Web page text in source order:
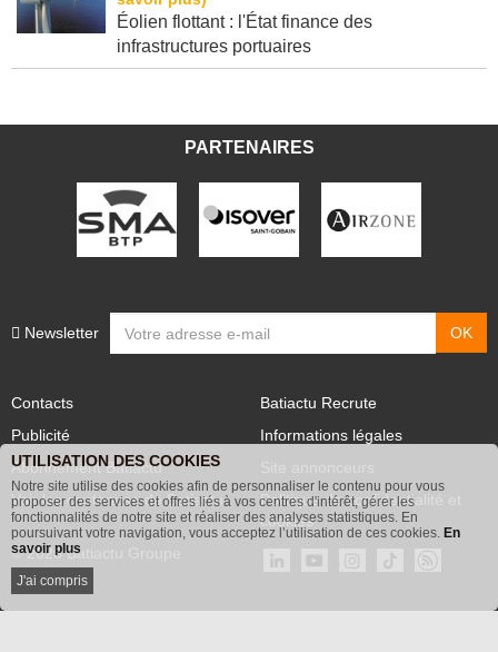
Éolien flottant : l'État finance des
Publicité
Abonnement Batiactu
Voir les contenus+ de Batiactu
Site annonceurs
Politique de confidentialité et
cookies
© 2026 Batiactu Groupe
UTILISATION DES COOKIES
Notre site utilise des cookies afin de personnaliser le contenu pour vous
proposer des services et offres liés à vos centres d'intérêt, gérer les
fonctionnalités de notre site et réaliser des analyses statistiques. En
poursuivant votre navigation, vous acceptez l’utilisation de ces cookies. En
savoir plus
J'ai compris